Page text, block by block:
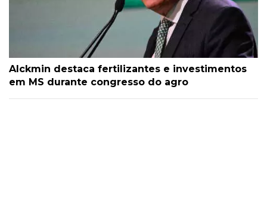
Alckmin destaca fertilizantes e investimentos
em MS durante congresso do agro